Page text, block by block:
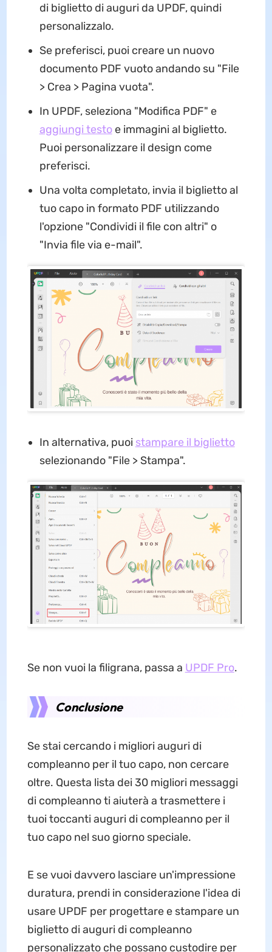
di biglietto di auguri da UPDF, quindi
personalizzalo.
Se preferisci, puoi creare un nuovo
documento PDF vuoto andando su "File
> Crea > Pagina vuota".
In UPDF, seleziona "Modifica PDF" e
aggiungi testoe immagini al biglietto.
Puoi personalizzare il design come
preferisci.
Una volta completato, invia il biglietto al
tuo capo in formato PDF utilizzando
l'opzione "Condividi il file con altri" o
"Invia file via e-mail".
In alternativa, puoi stampare il biglietto
selezionando "File > Stampa".
Se non vuoi la filigrana, passa a UPDF Pro.
Conclusione
Se stai cercando i migliori auguri di
compleanno per il tuo capo, non cercare
oltre. Questa lista dei 30 migliori messaggi
di compleanno ti aiuterà a trasmettere i
tuoi toccanti auguri di compleanno per il
tuo capo nel suo giorno speciale.
E se vuoi davvero lasciare un'impressione
duratura, prendi in considerazione l'idea di
usare UPDF per progettare e stampare un
biglietto di auguri di compleanno
personalizzato che possano custodire per